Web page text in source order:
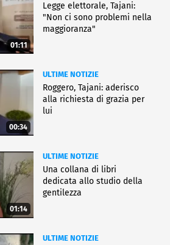
01:11
Legge elettorale, Tajani:
"Non ci sono problemi nella
maggioranza"
00:34
ULTIME NOTIZIE
Roggero, Tajani: aderisco
alla richiesta di grazia per
lui
01:14
ULTIME NOTIZIE
Una collana di libri
dedicata allo studio della
gentilezza
ULTIME NOTIZIE